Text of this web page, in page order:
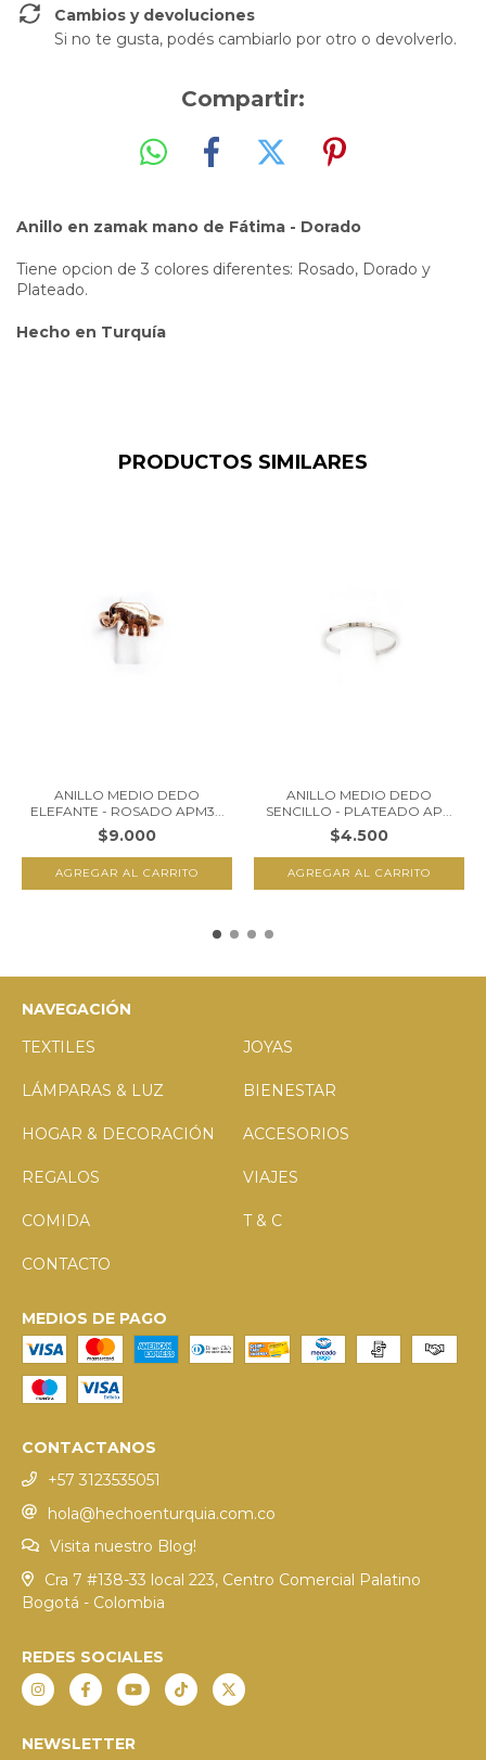
Cambios y devoluciones
Si no te gusta, podés cambiarlo por otro o devolverlo.
Compartir:
Anillo en zamak mano de Fátima - Dorado
Tiene opcion de 3 colores diferentes: Rosado, Dorado y
Plateado.
Hecho en Turquía
PRODUCTOS SIMILARES
ANILLO MEDIO DEDO
ELEFANTE - ROSADO APM3...
$9.000
ANILLO MEDIO DEDO
SENCILLO - PLATEADO AP...
$4.500
NAVEGACIÓN
TEXTILES
JOYAS
LÁMPARAS & LUZ BIENESTAR
HOGAR & DECORACIÓN ACCESORIOS
REGALOS VIAJES
COMIDA T & C
CONTACTO
MEDIOS DE PAGO
CONTACTANOS
+57 3123535051
hola@hechoenturquia.com.co
Visita nuestro Blog!
Cra 7 #138-33 local 223, Centro Comercial Palatino
Bogotá - Colombia
REDES SOCIALES
NEWSLETTER